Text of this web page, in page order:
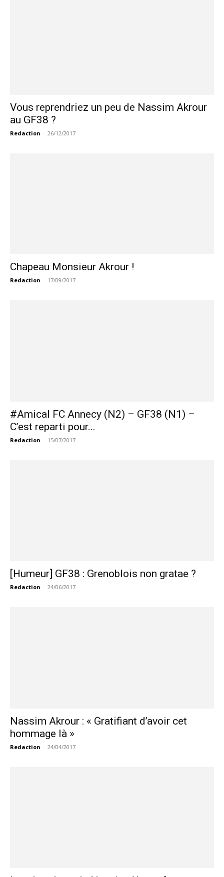
Vous reprendriez un peu de Nassim Akrour
au GF38 ?
Redaction - 26/12/2017
Chapeau Monsieur Akrour !
Redaction - 17/09/2017
#Amical FC Annecy (N2) – GF38 (N1) –
C’est reparti pour...
Redaction - 15/07/2017
[Humeur] GF38 : Grenoblois non gratae ?
Redaction - 24/06/2017
Nassim Akrour : « Gratifiant d’avoir cet
hommage là »
Redaction - 24/04/2017